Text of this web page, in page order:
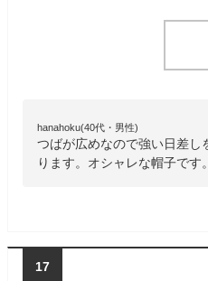
hanahoku(40代・男性)
つばが広めなので強い日差し
ります。オシャレな帽子です。
17